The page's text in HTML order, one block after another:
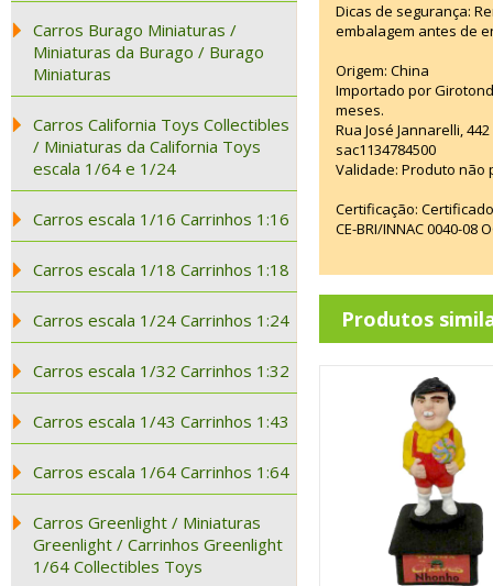
Carros Burago Miniaturas /
Miniaturas da Burago / Burago
Miniaturas
Carros California Toys Collectibles
/ Miniaturas da California Toys
escala 1/64 e 1/24
Carros escala 1/16 Carrinhos 1:16
Carros escala 1/18 Carrinhos 1:18
Carros escala 1/24 Carrinhos 1:24
Carros escala 1/32 Carrinhos 1:32
Carros escala 1/43 Carrinhos 1:43
Carros escala 1/64 Carrinhos 1:64
Carros Greenlight / Miniaturas
Greenlight / Carrinhos Greenlight
1/64 Collectibles Toys
Dicas de segurança:
embalagem antes de
Origem: China
Importado por
meses.
Rua José Jannarelli,
sac1134784500
Validade: Produto não
Certificação:
CE-BRI/INNAC 0040-
Produtos